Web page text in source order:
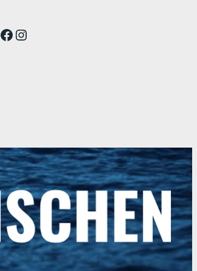
Facebook
Instagram